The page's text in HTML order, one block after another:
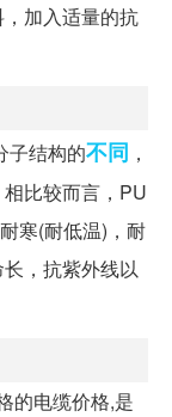
加入适量的抗
子结构的不同 ，
比较而言，PU
寒(耐低温)，耐
，抗紫外线以
的电缆价格,是